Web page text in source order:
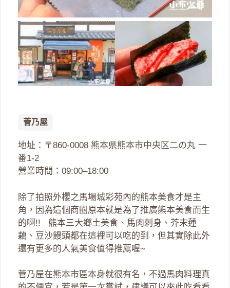
菅乃屋
地址：〒860-0008 熊本県熊本市中央区二の丸 一
番1-2
營業時間：09:00–18:00
除了拍照外櫻之馬場城彩苑內的熊本美食才是主
角，因為這個商圈原本就是為了推廣熊本美食而生
的啊!! 熊本三大鄉土美食、馬肉刺身、芥末蓮
藕、豆沙饅頭都在這裡可以吃的到，但其實除此外
還有更多的人氣美食值得推薦喔~
菅乃屋在熊本市區本身就很有名，不過馬肉料理真